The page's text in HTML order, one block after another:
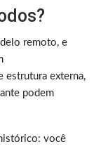
remoto, e
estrutura externa,
podem
você